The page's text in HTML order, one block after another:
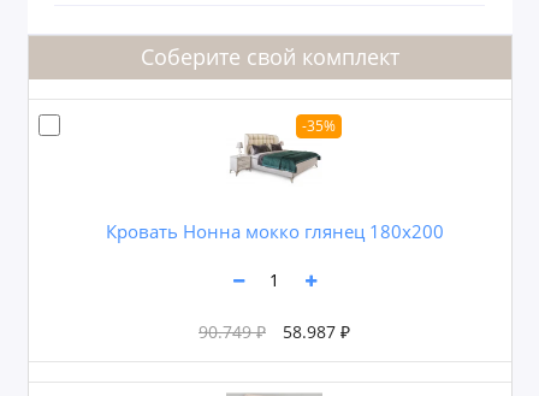
Соберите свой комплект
-35%
Кровать Нонна мокко глянец 180х200
90.749 ₽ 58.987 ₽